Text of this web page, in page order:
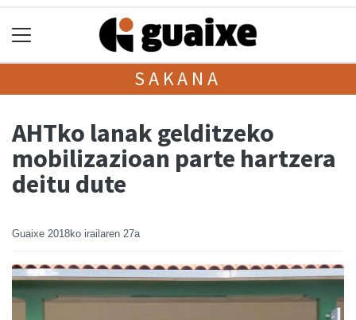
SAKANA
AHTko lanak gelditzeko
mobilizazioan parte hartzera
deitu dute
Guaixe 2018ko irailaren 27a